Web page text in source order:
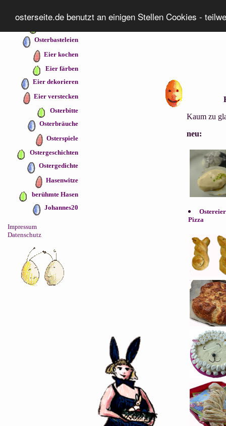
osterseite.de benutzt an einigen Stellen Cookies -
Osterseiten
Osterbasteleien
Eier kochen
Eier färben
Eier dekorieren
Eier verstecken
Osterbitte
Osterbräuche
Osterspiele
Ostergeschichten
Ostergedichte
Hasenwitze
berühmte Hasen
Johannes20
Impressum
Datenschutz
Kaum zu
neu:
Pizza